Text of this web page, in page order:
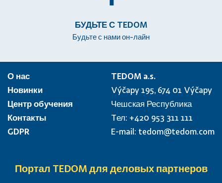
БУДЬТЕ С TEDOM
Будьте с нами он-лайн
О нас
Новинки
Центр обучения
Контакты
GDPR
TEDOM a.s.
Výčapy 195, 674 01 Výčapy
Чешская Республика
Tел: +420 953 311 111
E-mail: tedom@tedom.com
Портал TEDOM для деловых партнеров